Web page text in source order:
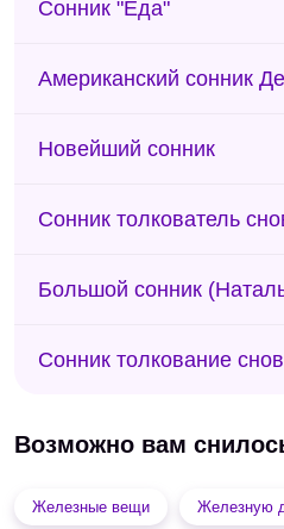
Сонник "Еда"
Американский сонник
Новейший сонник
Сонник толкователь
Большой сонник
Сонник толкование снов
Возможно вам
Железные вещи Железную